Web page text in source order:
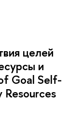
целей
и
Goal Self-
Resources